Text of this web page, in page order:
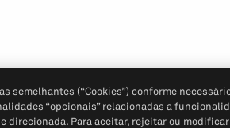
semelhantes (“Cookies”) conforme
“opcionais” relacionadas a
Para aceitar, rejeitar ou